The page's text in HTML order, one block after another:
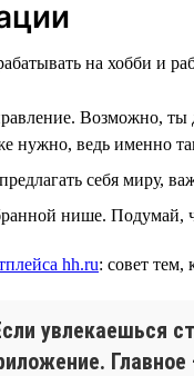
на хобби и
Возможно,
нужно, ведь именно
себя миру,
нише. Подумай,
hh.ru: совет тем,
увлекаешься